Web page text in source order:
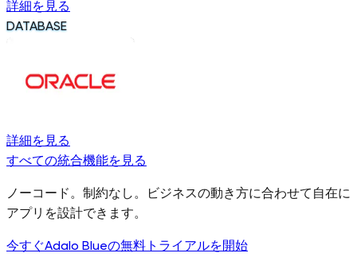
詳細を見る
DATABASE
詳細を見る
すべての統合機能を見る
ノーコード。制約なし。ビジネスの動き方に合わせて自在に
アプリを設計できます。
今すぐAdalo Blueの無料トライアルを開始